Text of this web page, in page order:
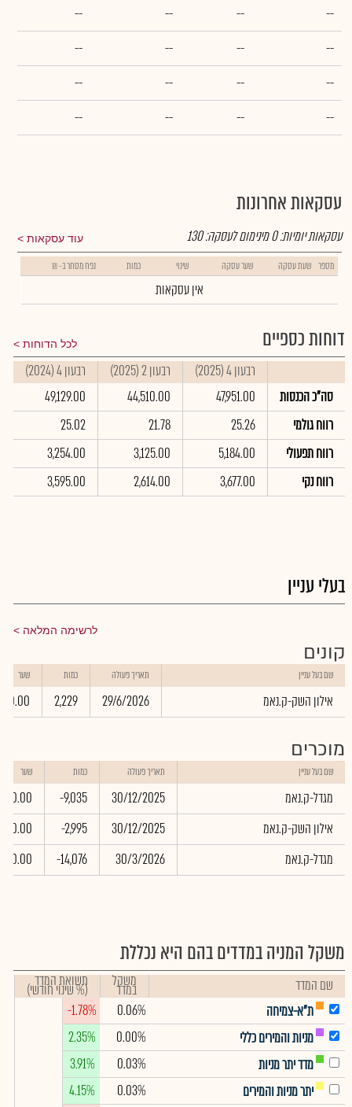
--
--
--
--
--
--
--
--
--
--
--
--
--
--
--
--
עסקאות אחרונות
עוד עסקאות עסקאות יומיות:0מינימום לעסקה:130
מספר שעת עסקה שער עסקה שינוי כמות נפח מסחר ב- ₪
אין עסקאות
דוחות כספיים לכל הדוחות
רבעון 4 (2025) רבעון 2 (2025) רבעון 4 (2024)
סה"כ הכנסות
47,951.00
44,510.00
49,129.00
רווח גולמי
25.26
21.78
25.02
רווח תפעולי
5,184.00
3,125.00
3,254.00
רווח נקי
3,677.00
2,614.00
3,595.00
בעלי עניין
לרשימה המלאה
קונים
שם בעל עניין תאריך פעולה כמות שער
אילון השק-ק.נאמ 29/6/2026
2,229
0.00
מוכרים
שם בעל עניין תאריך פעולה כמות שער
מגדל-ק.נאמ 30/12/2025
-9,035
0.00
אילון השק-ק.נאמ
30/12/2025
-2,995
0.00
מגדל-ק.נאמ
30/3/2026
-14,076
0.00
משקל המניה במדדים בהם היא נכללת
שם המדד משקל
במדד תשואת המדד
(% שינוי חודשי)
ת"א-צמיחה
0.06%
-1.78%
מניות והמירים כללי
0.00%
2.35%
מדד יתר מניות
0.03%
3.91%
יתר מניות והמירים
0.03%
4.15%